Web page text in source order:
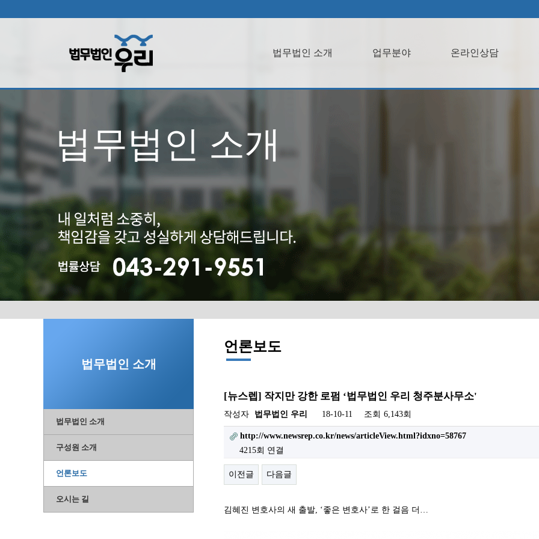
법무법인 소개 업무분야 온라인상담
법무법인 소개
법무법인 소개
구성원 소개
언론보도
오시는 길
법무법인 소개
언론보도
[뉴스렙] 작지만 강한 로펌 ‘법무법인 우리 청주분사무소'
작성자 법무법인 우리 18-10-11 조회 6,143회
http://www.newsrep.co.kr/news/articleView.html?idxno=58767
4215회 연결
이전글 다음글
김혜진 변호사의 새 출발, ‘좋은 변호사’로 한 걸음 더…